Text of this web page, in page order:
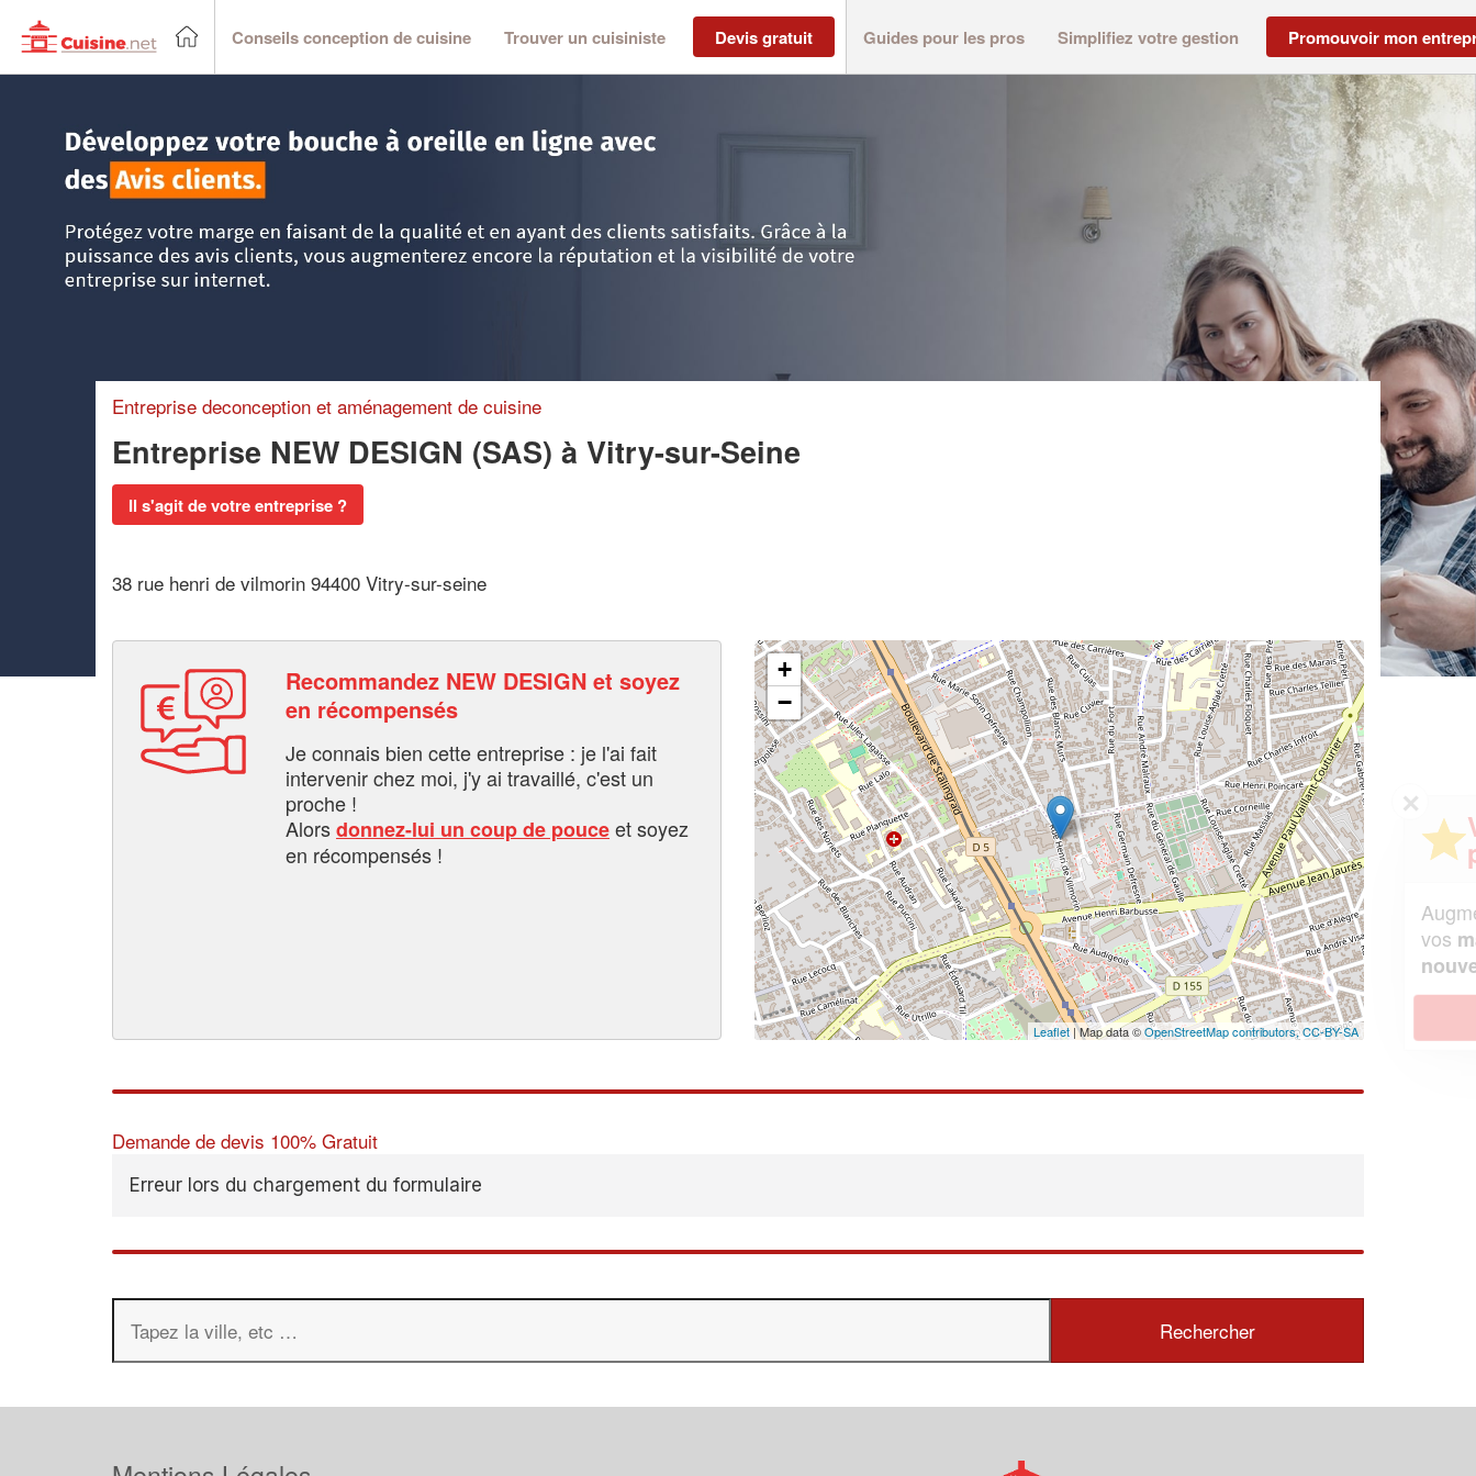
Conseils conception de cuisine Trouver un cuisiniste Devis gratuit Guides pour les pros Simplifiez votre gestion Promouvoir mon
Entreprise deconception et aménagement de cuisine
Entreprise NEW DESIGN (SAS) à Vitry-sur-Seine
Il s'agit de votre entreprise ?
38 rue henri de vilmorin 94400 Vitry-sur-seine
Recommandez NEW DESIGN et soyez
en récompensés
Je connais bien cette entreprise : je l'ai fait
intervenir chez moi, j'y ai travaillé, c'est un
proche !
Alorsdonnez-lui un coup de pouceet soyez
en récompensés !
+
−
Leaflet | Map data ©OpenStreetMap contributors,CC-BY-SA
Demande de devis 100% Gratuit
Erreur lors du chargement du formulaire
✕
Vous êtes un
professionnel ?
Augmentez votrechiffre d'affaireset
vosmargestout en gagnant de
nouveaux clients!
En savoir plus